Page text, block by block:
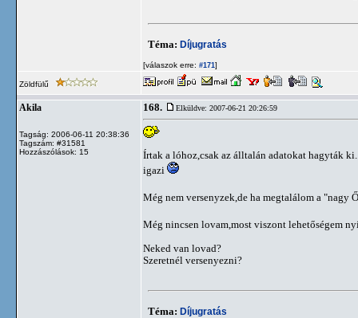
Téma: Díjugratás
[válaszok erre: #171]
Zöldfülű
Akila
Tagság: 2006-06-11 20:38:36
Tagszám: #31581
Hozzászólások: 15
168. Elküldve: 2007-06-21 20:26:59
Írtak a lóhoz,csak az álltalán adatokat hagyták
igazi
Még nem versenyzek,de ha megtalálom a "nagy
Még nincsen lovam,most viszont lehetőségem
Neked van lovad?
Szeretnél versenyezni?
Téma: Díjugratás